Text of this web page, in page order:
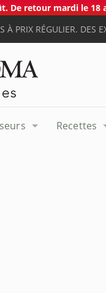
De retour mardi le 18
PRIX RÉGULIER. DES
Recettes